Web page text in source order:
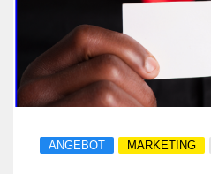
Kontrolle. Sie sehen
Werbung kostet und
bringt.
ANGEBOT MARKETING